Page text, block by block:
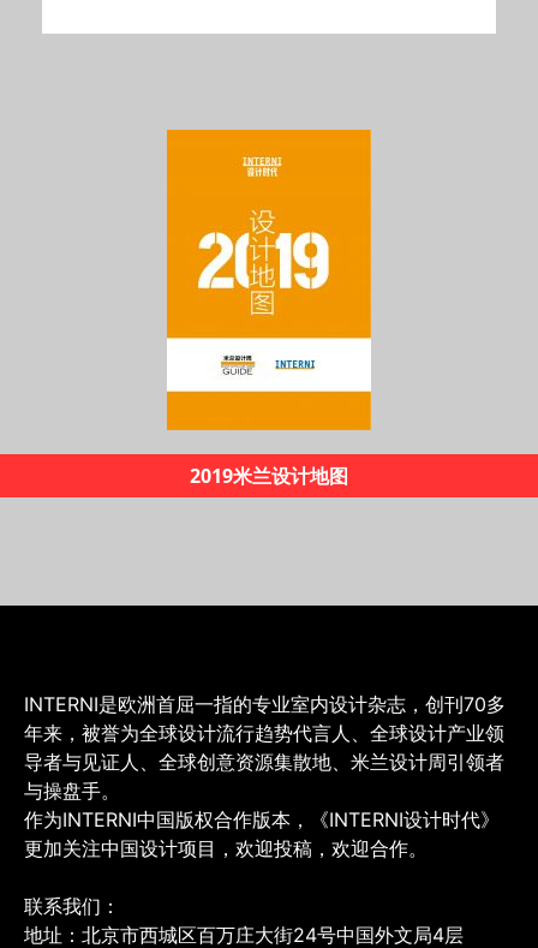
《INTERNI60年创新之路》
INTERNI是欧洲首屈一指的专业室内设计杂志，创刊70多
年来，被誉为全球设计流行趋势代言人、全球设计产业领
导者与见证人、全球创意资源集散地、米兰设计周引领者
与操盘手。
作为INTERNI中国版权合作版本，《INTERNI设计时代》
更加关注中国设计项目，欢迎投稿，欢迎合作。
联系我们：
地址：北京市西城区百万庄大街24号中国外文局4层